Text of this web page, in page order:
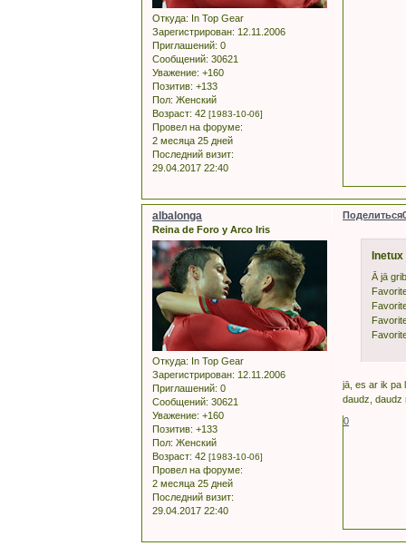
Откуда: In Top Gear
Зарегистрирован: 12.11.2006
Приглашений: 0
Сообщений: 30621
Уважение: +160
Позитив: +133
Пол: Женский
Возраст: 42 [1983-10-06]
Провел на форуме:
2 месяца 25 дней
Последний визит:
29.04.2017 22:40
Поделиться
albalonga
Reina de Foro y Arco Iris
Откуда: In Top Gear
Зарегистрирован: 12.11.2006
Приглашений: 0
Сообщений: 30621
Уважение: +160
Позитив: +133
Пол: Женский
Возраст: 42 [1983-10-06]
Провел на форуме:
2 месяца 25 дней
Последний визит:
29.04.2017 22:40
Ā jā
jā, es ar ik pa
daudz, daudz
0